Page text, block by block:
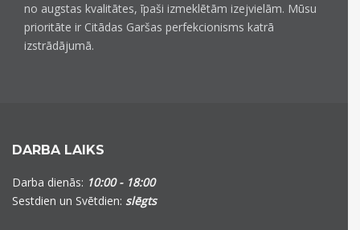
no augstas kvalitātes, īpaši izmeklētām izejvielām. Mūsu
prioritāte ir Citādas Garšas perfekcionisms katrā
izstrādājumā.
DARBA LAIKS
Darba dienās: 10:00 - 18:00
Sestdien un Svētdien: slēgts